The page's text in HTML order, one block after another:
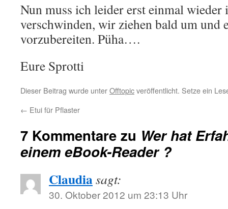
Nun muss ich leider erst einmal wieder
verschwinden, wir ziehen bald um und
vorzubereiten. Püha….
Eure Sprotti
Dieser Beitrag wurde unterOfftopicveröffentlicht. Setze ein
← Etui für Pflaster
7 Kommentare zu Wer hat
einem eBook-Reader ?
Claudiasagt:
30. Oktober 2012 um 23:13 Uhr